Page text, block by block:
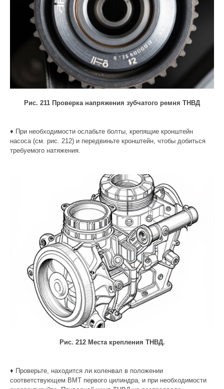
Рис. 211 Проверка напряжения зубчатого ремня ТНВД
♦ При необходимости ослабьте болты, крепящие кронштейн
насоса (см. рис. 212) и передвиньте кронштейн, чтобы добиться
требуемого натяжения.
Рис. 212 Места крепления ТНВД.
♦ Проверьте, находится ли коленвал в положении
соответствующем ВМТ первого цилиндра, и при необходимости